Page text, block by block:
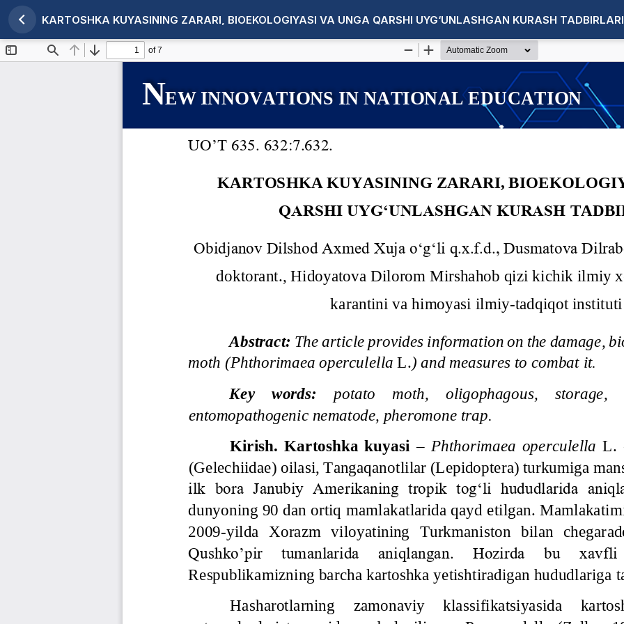
Maqola tafsilotlariga qaytish
KARTOSHKA KUYASINING ZARARI, BIOEKOLOGIYASI VA UNGA QARSHI UYG‘UNLASHGAN KURASH TADBIRLARI